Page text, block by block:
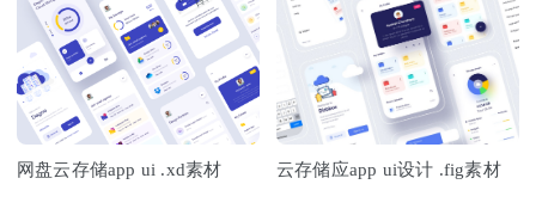
网盘云存储app ui .xd素材 云存储应app ui设计 .fig素材